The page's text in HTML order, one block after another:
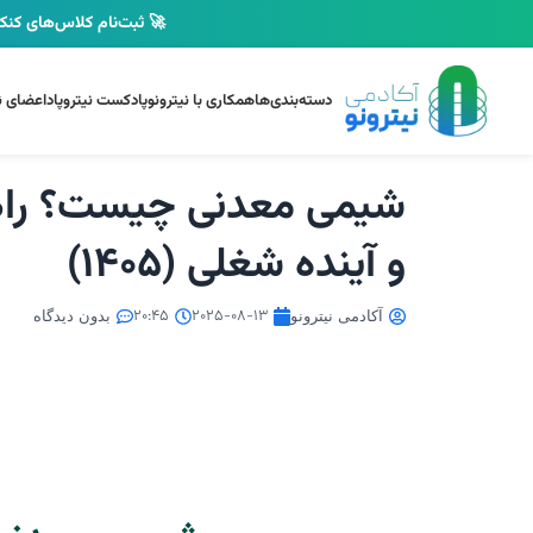
دسته‌بندی‌هاهمکاری با نیترونوپادکست نیتروپاداعضای
شیمی معدنی چیست؟
و آینده شغلی (1405)
آکادمی نیترونو 2025-08-13
20:45 بدون دیدگاه
🚀 ثبت‌نام کلاس‌های